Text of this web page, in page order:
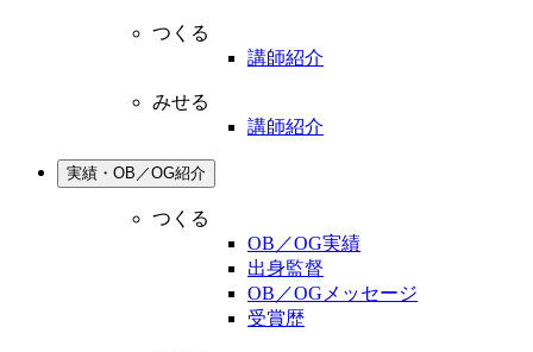
つくる
講師紹介
みせる
講師紹介
実績・OB／OG紹介
つくる
OB／OG実績
出身監督
OB／OGメッセージ
受賞歴